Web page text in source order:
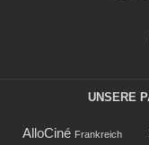
UNSERE
AlloCiné Frankreich